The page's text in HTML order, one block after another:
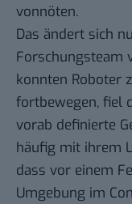
vonnöten.
Das ändert sich
Forschungsteam
konnten Roboter
fortbewegen, fiel
vorab definierte
häufig mit ihrem
dass vor einem
Umgebung im